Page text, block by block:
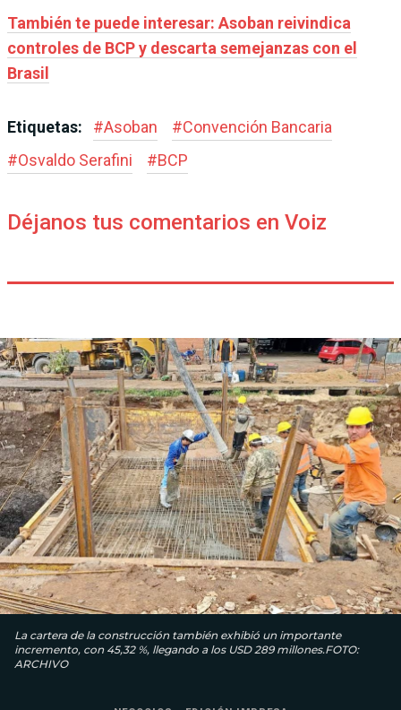
También te puede interesar: Asoban reivindica
controles de BCP y descarta semejanzas con el
Brasil
Etiquetas: #Asoban #Convención Bancaria
#Osvaldo Serafini #BCP
Déjanos tus comentarios en Voiz
La cartera de la construcción también exhibió un importante
incremento, con 45,32 %, llegando a los USD 289 millones.FOTO:
ARCHIVO